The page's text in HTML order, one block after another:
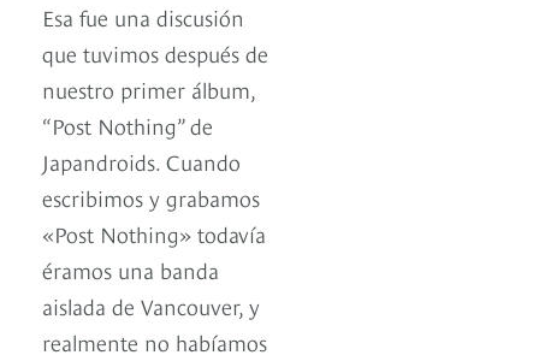
Esa fue una discusión
que tuvimos después de
nuestro primer álbum,
“Post Nothing” de
Japandroids. Cuando
escribimos y grabamos
«Post Nothing» todavía
éramos una banda
aislada de Vancouver, y
realmente no habíamos